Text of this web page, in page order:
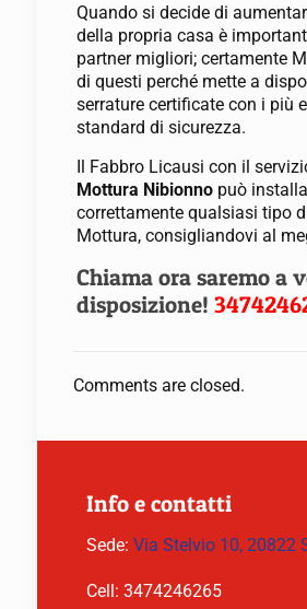
Quando si decide di
della propria casa è
partner migliori; certamente
di questi perché mette a
serrature certificate con i più
standard di sicurezza.
Il Fabbro Licausi con il
Mottura Nibionno può
correttamente qualsiasi tipo
Mottura, consigliandovi al
Chiama ora saremo a
disposizione!
Comments are closed.
Info e contatti
Sede: Via Stelvio 10, 20822
Cell: 3474246265